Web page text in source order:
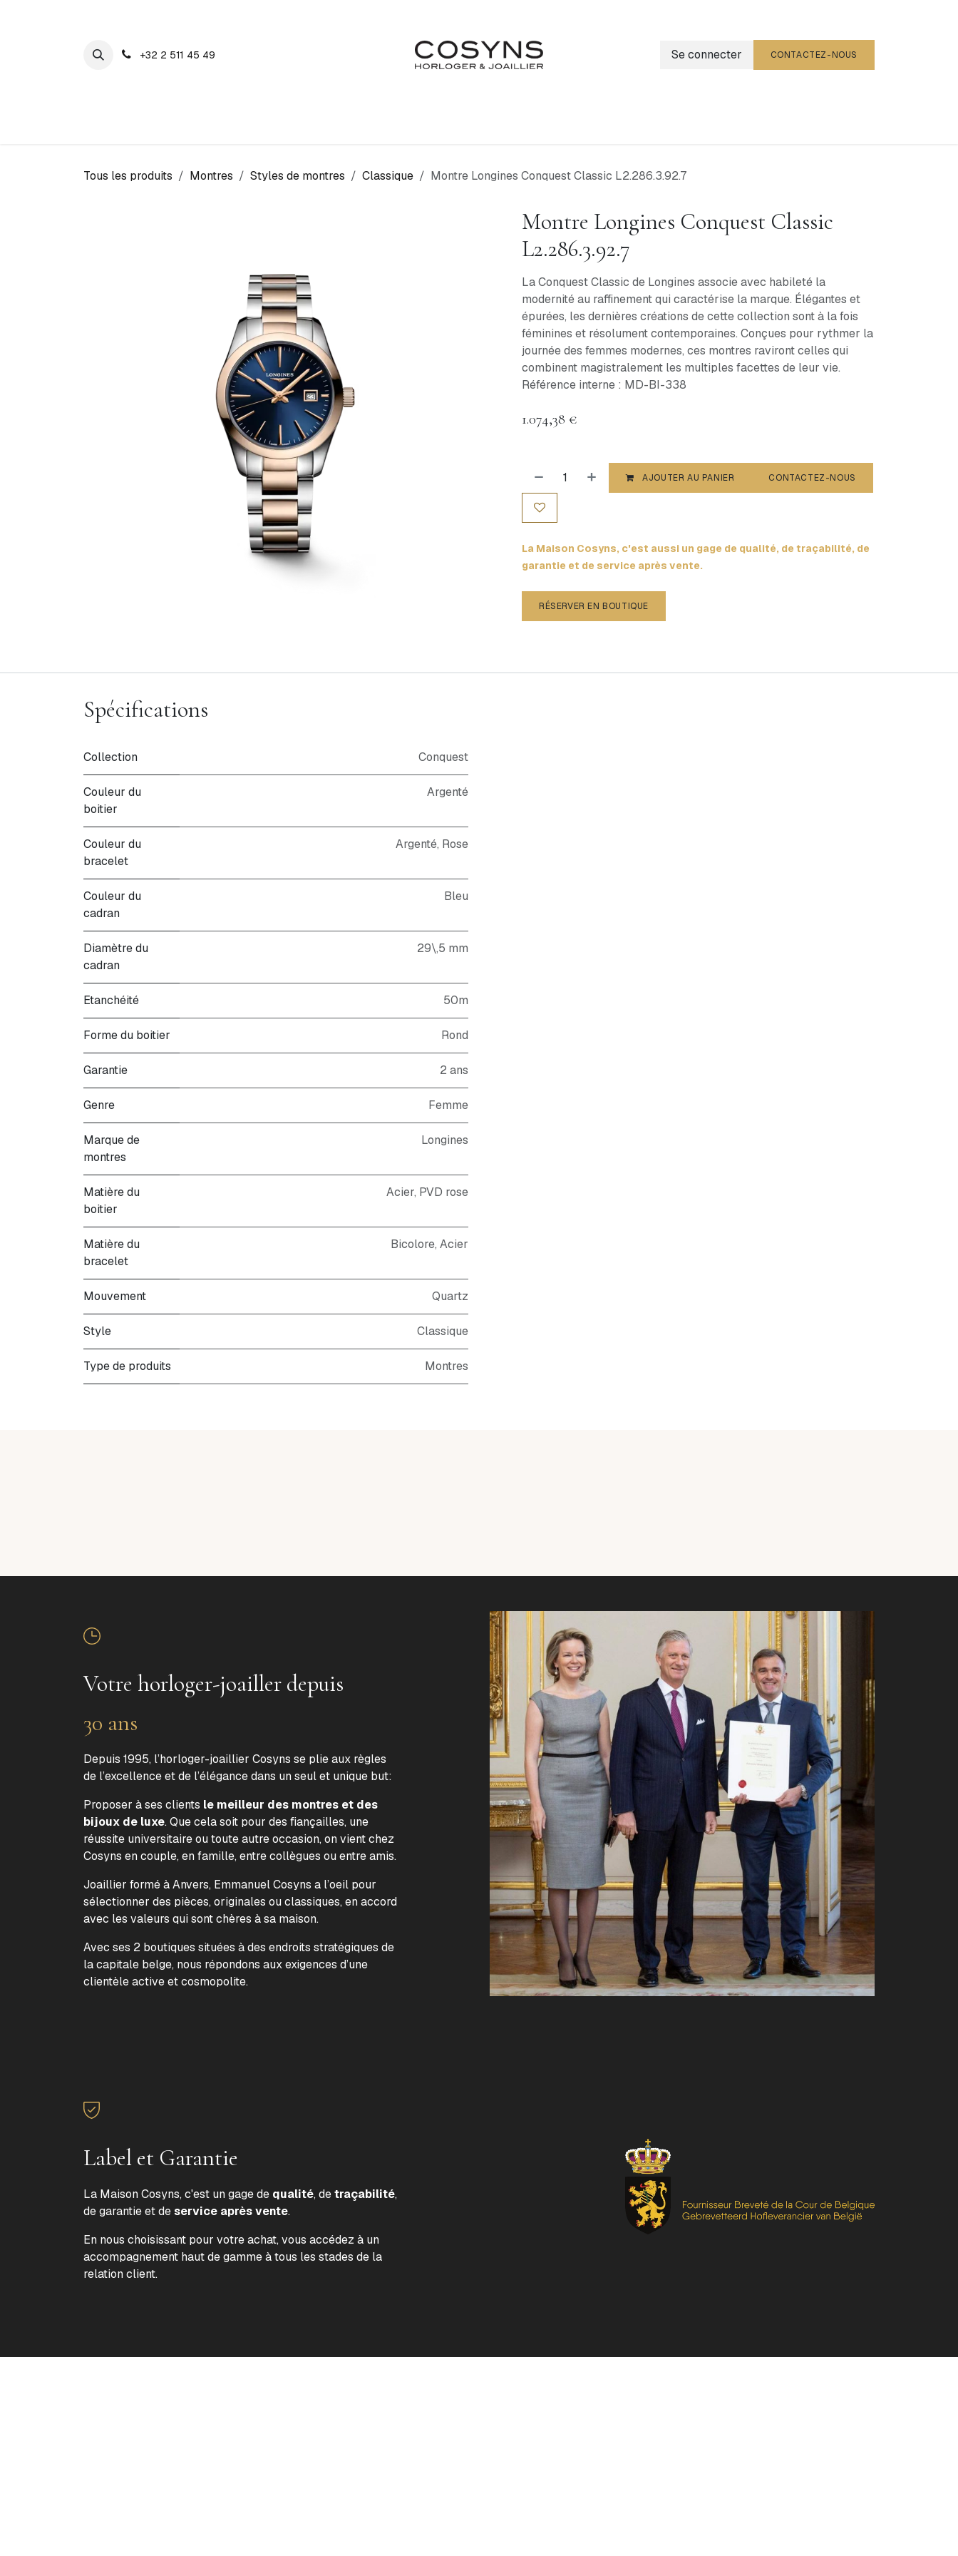
+32 2 511 45 49 Se connecter CONTACTEZ-NOUS
Tous les produits Montres Styles de montres Classique Montre Longines Conquest Classic L2.286.3.92.7
Montre Longines Conquest Classic
L2.286.3.92.7
La Conquest Classic de Longines associe avec habileté la
modernité au raffinement qui caractérise la marque. Élégantes et
épurées, les dernières créations de cette collection sont à la fois
féminines et résolument contemporaines. Conçues pour rythmer la
journée des femmes modernes, ces montres raviront celles qui
combinent magistralement les multiples facettes de leur vie.
Référence interne : MD-BI-338
1.074,38 €
AJOUTER AU PANIER CONTACTEZ-NOUS
La Maison Cosyns, c'est aussi un gage de qualité, de traçabilité, de
garantie et de service après vente.
RÉSERVER EN BOUTIQUE
Spécifications
Collection Conquest
Couleur du
boitier
Argenté
Couleur du
bracelet
Argenté, Rose
Couleur du
cadran
Bleu
Diamètre du
cadran
29\,5 mm
Etanchéité 50m
Forme du boitier Rond
Garantie 2 ans
Genre Femme
Marque de
montres
Longines
Matière du
boitier
Acier, PVD rose
Matière du
bracelet
Bicolore, Acier
Mouvement Quartz
Style Classique
Type de produits Montres
Votre horloger-joailler depuis
30 ans
Depuis 1995, l’horloger-joaillier Cosyns se plie aux règles
de l’excellence et de l’élégance dans un seul et unique but:
Proposer à ses clients le meilleur des montres et des
bijoux de luxe. Que cela soit pour des fiançailles, une
réussite universitaire ou toute autre occasion, on vient chez
Cosyns en couple, en famille, entre collègues ou entre amis.
Joaillier formé à Anvers, Emmanuel Cosyns a l’oeil pour
sélectionner des pièces, originales ou classiques, en accord
avec les valeurs qui sont chères à sa maison.
Avec ses 2 boutiques situées à des endroits stratégiques de
la capitale belge, nous répondons aux exigences d’une
clientèle active et cosmopolite.
Label et Garantie
La Maison Cosyns, c'est un gage de qualité, detraçabilité,
de garantie et deservice après vente.
En nous choisissant pour votre achat, vous accédez à un
accompagnement haut de gamme à tous les stades de la
relation client.